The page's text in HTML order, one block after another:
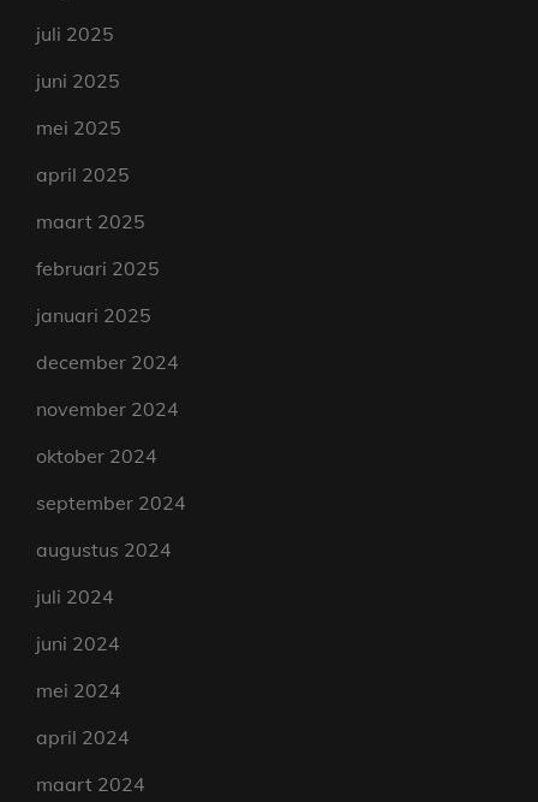
juli 2025
juni 2025
mei 2025
april 2025
maart 2025
februari 2025
januari 2025
december 2024
november 2024
oktober 2024
september 2024
augustus 2024
juli 2024
juni 2024
mei 2024
april 2024
maart 2024